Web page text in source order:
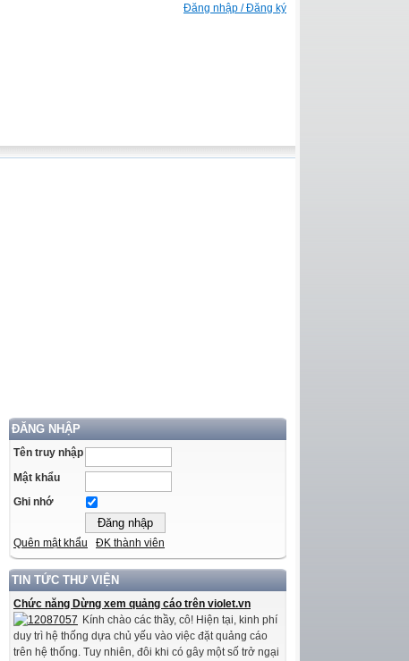
Đăng nhập / Đăng ký
ĐĂNG NHẬP
Tên truy nhập
Mật khẩu
Ghi nhớ
Quên mật khẩu ĐK thành viên
TIN TỨC THƯ VIỆN
Chức năng Dừng xem quảng cáo trên violet.vn
Kính chào các thầy, cô! Hiện tại, kinh phí
duy trì hệ thống dựa chủ yếu vào việc đặt quảng cáo
trên hệ thống. Tuy nhiên, đôi khi có gây một số trở ngại